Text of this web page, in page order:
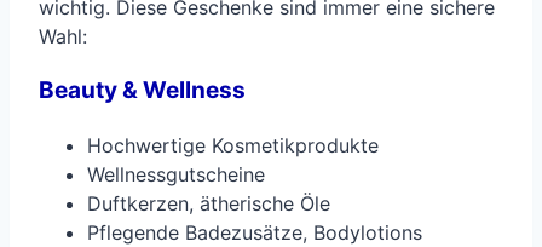
wichtig. Diese Geschenke sind immer eine sichere
Wahl:
Beauty & Wellness
Hochwertige Kosmetikprodukte
Wellnessgutscheine
Duftkerzen, ätherische Öle
Pflegende Badezusätze, Bodylotions